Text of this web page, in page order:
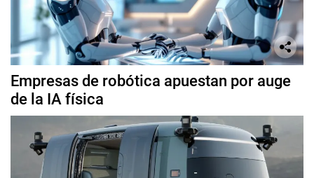
Empresas de robótica apuestan por auge
de la IA física